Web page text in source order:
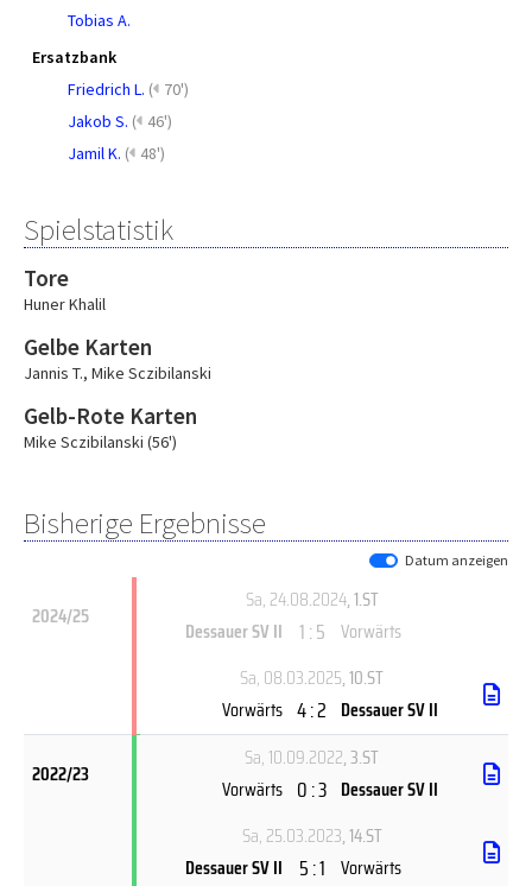
Tobias A.
Ersatzbank
Friedrich L. ( 70')
Jakob S. ( 46')
Jamil K. ( 48')
Spielstatistik
Tore
Huner Khalil
Gelbe Karten
Jannis T., Mike Sczibilanski
Gelb-Rote Karten
Mike Sczibilanski (56')
Bisherige Ergebnisse
Datum anzeigen
2024/25
Sa, 24.08.2024, 1.ST
Dessauer SV II 1 : 5 Vorwärts
Sa, 08.03.2025, 10.ST
Vorwärts 4 : 2 Dessauer SV II
2022/23
Sa, 10.09.2022, 3.ST
Vorwärts 0 : 3 Dessauer SV II
Sa, 25.03.2023, 14.ST
Dessauer SV II
5 : 1 Vorwärts